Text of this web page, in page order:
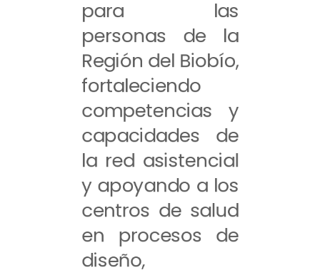
para las
personas de la
Región del Biobío,
fortaleciendo
competencias y
capacidades de
la red asistencial
y apoyando a los
centros de salud
en procesos de
diseño,